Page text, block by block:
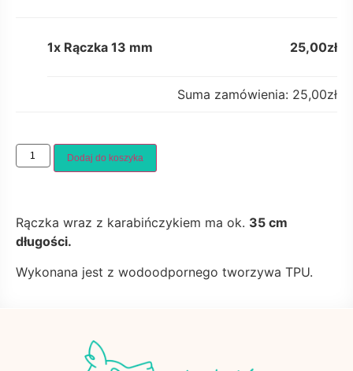
1x Rączka 13 mm 25,00zł
Suma zamówienia: 25,00zł
Dodaj do koszyka
Rączka wraz z karabińczykiem ma ok. 35 cm
długości.
Wykonana jest z wodoodpornego tworzywa TPU.